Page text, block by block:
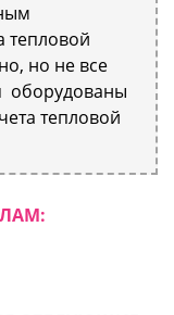
но не все
тепловой